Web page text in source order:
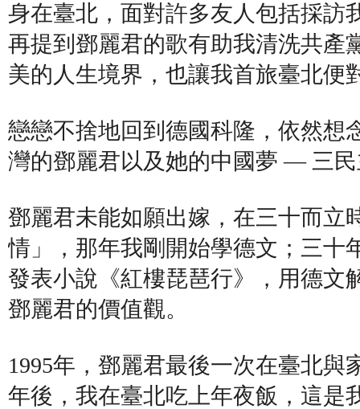
身在臺北，面對許多友人包括採訪
再提到鄧麗君的歌有助我清洗共產
美的人生境界，也讓我首旅臺北便
戀戀不捨地回到德國科隆，依然想
灣的鄧麗君以及她的中國夢 — 三
鄧麗君未能如願出嫁，在三十而立
情」，那年我剛開始學德文；三十
發表小說《紅樓琵琶行》，用德文
鄧麗君的價值觀。
1995年，鄧麗君最後一次在臺北與
年後，我在臺北吃上年夜飯，這是